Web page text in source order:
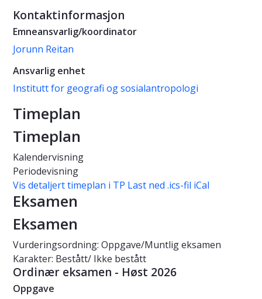
Kontaktinformasjon
Emneansvarlig/koordinator
Jorunn Reitan
Ansvarlig enhet
Institutt for geografi og sosialantropologi
Timeplan
Timeplan
Kalendervisning
Periodevisning
Vis detaljert timeplan i TP Last ned .ics-fil iCal
Eksamen
Eksamen
Vurderingsordning: Oppgave/Muntlig eksamen
Karakter: Bestått/ Ikke bestått
Ordinær eksamen - Høst 2026
Oppgave